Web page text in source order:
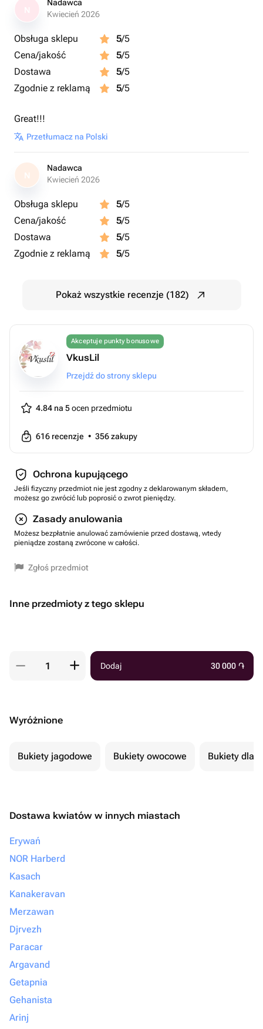
Nadawca
Kwiecień 2026
Obsługa sklepu 5/5
Cena/jakość
5/5
Dostawa
5/5
Zgodnie z reklamą
5/5
Great!!!
Przetłumacz na Polski
N
Nadawca
Kwiecień 2026
Obsługa sklepu 5/5
Cena/jakość
5/5
Dostawa
5/5
Zgodnie z reklamą
5/5
Pokaż wszystkie recenzje (182)
Akceptuje punkty bonusowe
VkusLil
Przejdź do strony sklepu
4.84 na 5ocen przedmiotu
616 recenzje • 356zakupy
Ochrona kupującego
Jeśli fizyczny przedmiot nie jest zgodny z deklarowanym składem,
możesz go zwrócić lub poprosić o zwrot pieniędzy.
Zasady anulowania
Możesz bezpłatnie anulować zamówienie przed dostawą, wtedy
pieniądze zostaną zwrócone w całości.
Zgłoś przedmiot
Inne przedmioty z tego sklepu
Dodaj 30 000 ֏
Wyróżnione
Bukiety jagodowe Bukiety owocowe Bukiety dla
Dostawa kwiatów w innych miastach
Erywań
NOR Harberd
Kasach
Kanakeravan
Merzawan
Djrvezh
Paracar
Argavand
Getapnia
Gehanista
Arinj